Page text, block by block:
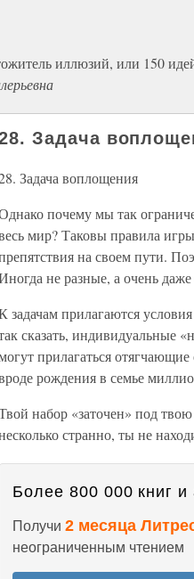
иллюзий, или 150
Задача
Задача воплощения
почему мы так
мир? Таковы правила
на своем пути.
не разные, а очень
задачам прилагаются
сказать, индивидуальные
прилагаться
рождения в семье
набор «заточен» под
странно, ты не
Более 800 000 книг и
Получи 2 месяца
неограниченным чтением